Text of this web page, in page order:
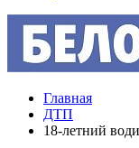
Главная
ДТП
18-летний